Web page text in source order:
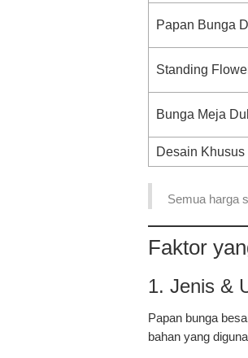
Papan Bunga
Standing
Bunga Meja
Desain Khusus
Semua harga
Faktor
1. Jenis &
Papan bunga
bahan yang